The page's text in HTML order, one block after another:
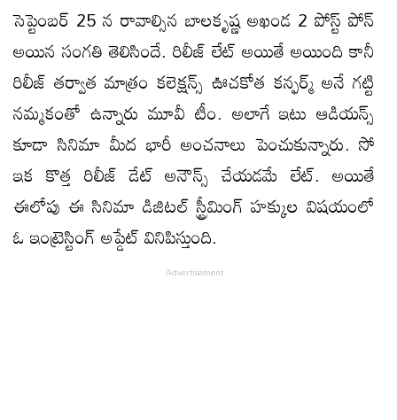
సెప్టెంబర్ 25 న రావాల్సిన బాలకృష్ణ అఖండ 2 పోస్ట్ పోన్
అయిన సంగతి తెలిసిందే. రిలీజ్ లేట్ అయితే అయింది కానీ
రిలీజ్ తర్వాత మాత్రం కలెక్షన్స్ ఊచకోత కన్ఫర్మ్ అనే గట్టి
నమ్మకంతో ఉన్నారు మూవీ టీం. అలాగే ఇటు ఆడియన్స్
కూడా సినిమా మీద భారీ అంచనాలు పెంచుకున్నారు. సో
ఇక కొత్త రిలీజ్ డేట్ అనౌన్స్ చేయడమే లేట్. అయితే
ఈలోపు ఈ సినిమా డిజిటల్ స్ట్రీమింగ్ హక్కుల విషయంలో
ఓ ఇంట్రెస్టింగ్ అప్డేట్ వినిపిస్తుంది.